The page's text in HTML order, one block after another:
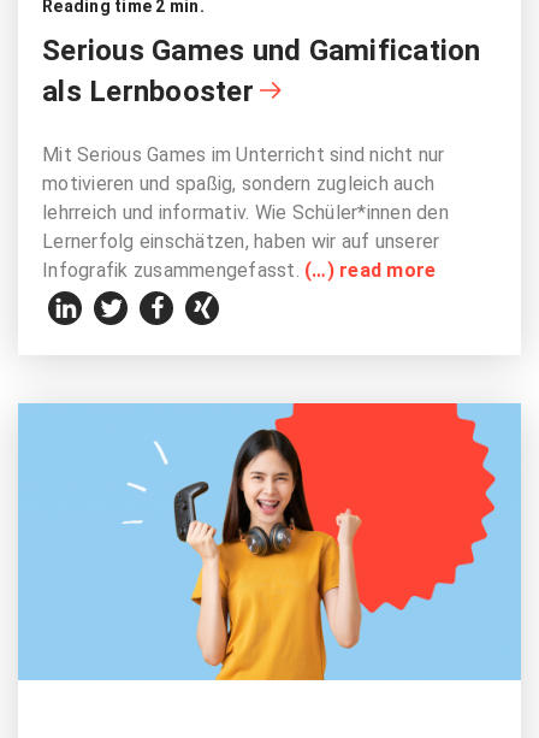
Reading time 2 min.
Serious Games und Gamification
als Lernbooster
Mit Serious Games im Unterricht sind nicht nur
motivieren und spaßig, sondern zugleich auch
lehrreich und informativ. Wie Schüler*innen den
Lernerfolg einschätzen, haben wir auf unserer
Infografik zusammengefasst. (…) read more